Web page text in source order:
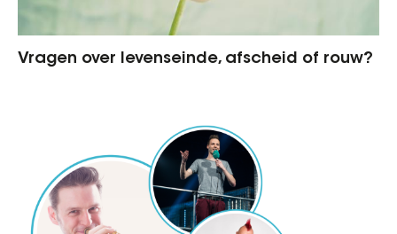
Vragen over levenseinde, afscheid of rouw?